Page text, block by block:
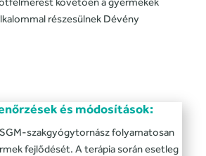
részesülnek Dévény
és módosítások:
szakgyógytornász folyamatosan
fejlődését. A terápia során esetleg